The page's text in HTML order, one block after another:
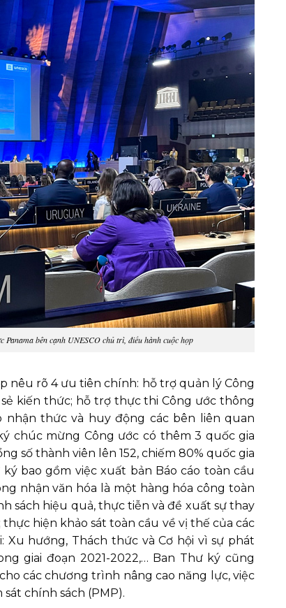
bên cạnh UNESCO chủ trì, điều hành cuộc họp
nêu rõ 4 ưu tiên chính: hỗ trợ quản lý Công
kiến thức; hỗ trợ thực thi Công ước thông
thức và huy động các bên liên quan
chúc mừng Công ước có thêm 3 quốc gia
số thành viên lên 152, chiếm 80% quốc gia
bao gồm việc xuất bản Báo cáo toàn cầu
nhận văn hóa là một hàng hóa công toàn
sách hiệu quả, thực tiễn và đề xuất sự thay
hiện khảo sát toàn cầu về vị thế của các
Xu hướng, Thách thức và Cơ hội vì sự phát
giai đoạn 2021-2022,… Ban Thư ký cũng
các chương trình nâng cao năng lực, việc
chính sách (PMP).